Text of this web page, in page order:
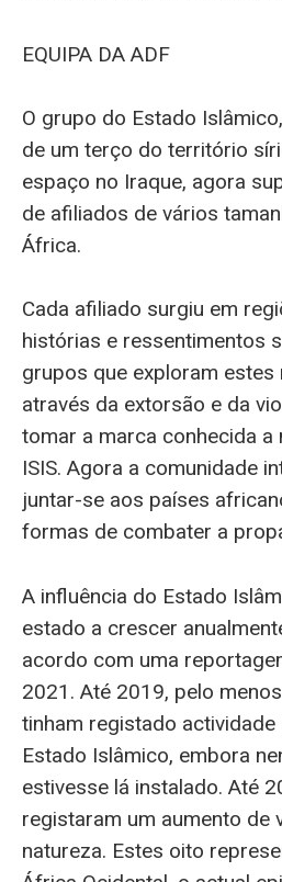
EQUIPA DA ADF
O grupo do Estado
de um terço do território
espaço no Iraque, agora
de afiliados de vários
África.
Cada afiliado surgiu em
histórias e ressentimentos
grupos que exploram estes
através da extorsão e da
tomar a marca conhecida a
ISIS. Agora a comunidade
juntar-se aos países
formas de combater a
A influência do Estado
estado a crescer
acordo com uma
2021. Até 2019, pelo
tinham registado
Estado Islâmico, embora
estivesse lá instalado. Até
registaram um aumento de
natureza. Estes oito